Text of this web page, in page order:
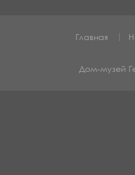
Главная
Дом-музей